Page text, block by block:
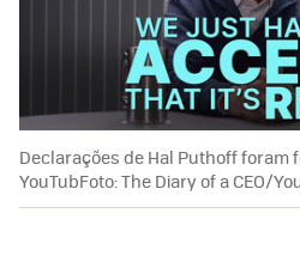
Declarações de Hal Puthoff foram
YouTubFoto: The Diary of a CEO/